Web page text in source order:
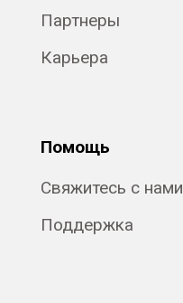
Партнеры
Карьера
Помощь
Свяжитесь с нами
Поддержка